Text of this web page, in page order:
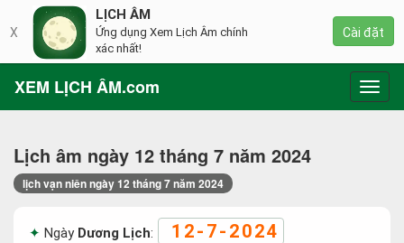
XEM LỊCH ÂM.com
Lịch âm ngày 12 tháng 7 năm 2024
lịch vạn niên ngày 12 tháng 7 năm 2024
Ngày Dương Lịch: 12-7-2024
X
LỊCH ÂM
Ứng dụng Xem Lịch Âm chính
xác nhất!
Cài đặt